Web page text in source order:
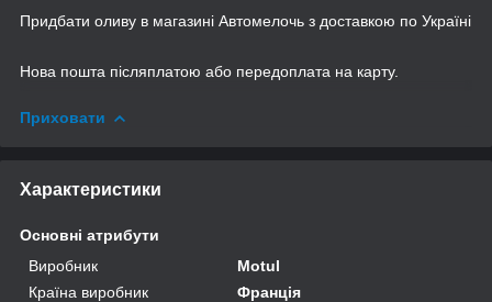
Придбати оливу в магазині Автомелочь з доставкою по Україні
Нова пошта післяплатою або передоплата на карту.
Приховати
Характеристики
Основні атрибути
Виробник
Motul
Країна виробник
Франція